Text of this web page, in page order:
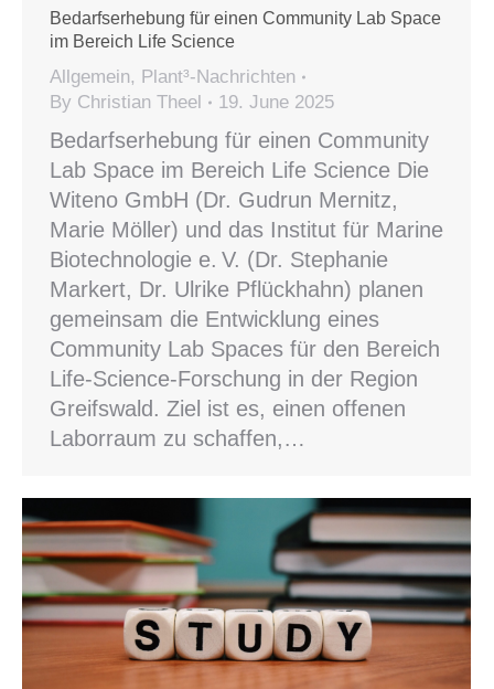
Bedarfserhebung für einen Community Lab Space
im Bereich Life Science
Allgemein, Plant³-Nachrichten
By Christian Theel 19. June 2025
Bedarfserhebung für einen Community
Lab Space im Bereich Life Science Die
Witeno GmbH (Dr. Gudrun Mernitz,
Marie Möller) und das Institut für Marine
Biotechnologie e. V. (Dr. Stephanie
Markert, Dr. Ulrike Pflückhahn) planen
gemeinsam die Entwicklung eines
Community Lab Spaces für den Bereich
Life-Science-Forschung in der Region
Greifswald. Ziel ist es, einen offenen
Laborraum zu schaffen,…